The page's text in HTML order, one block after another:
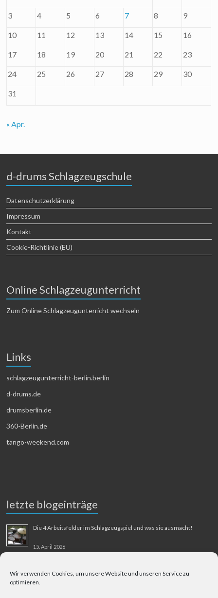
Wir verwenden Cookies, um unsere Website und unseren Service zu
optimieren.
3 4 5 6 7 8 9
10 11 12 13 14 15 16
17 18 19 20 21 22 23
24 25 26 27 28 29 30
31
« Apr.
d-drums Schlagzeugschule
Datenschutzerklärung
Impressum
Kontakt
Cookie-Richtlinie (EU)
Online Schlagzeugunterricht
Zum Online Schlagzeugunterricht wechseln
Links
schlagzeugunterricht-berlin.berlin
d-drums.de
drumsberlin.de
360-Berlin.de
tango-weekend.com
letzte blogeinträge
Die 4 Arbeitsfelder im Schlagzeugspiel und was sie ausmacht!
15. April 2026
31. August 2025